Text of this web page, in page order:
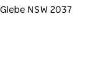
페리티보로 유명
기를 유지합니다.